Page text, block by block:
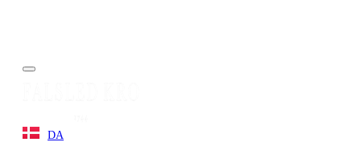
Menu
DA